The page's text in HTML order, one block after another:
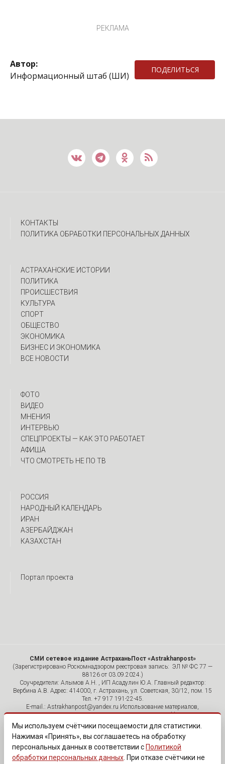
РЕКЛАМА
Автор:
Информационный штаб (ШИ)
ПОДЕЛИТЬСЯ
КОНТАКТЫ
ПОЛИТИКА ОБРАБОТКИ ПЕРСОНАЛЬНЫХ ДАННЫХ
АСТРАХАНСКИЕ ИСТОРИИ
ПОЛИТИКА
ПРОИСШЕСТВИЯ
КУЛЬТУРА
СПОРТ
ОБЩЕСТВО
ЭКОНОМИКА
БИЗНЕС И ЭКОНОМИКА
ВСЕ НОВОСТИ
ФОТО
ВИДЕО
МНЕНИЯ
ИНТЕРВЬЮ
CПЕЦПРОЕКТЫ — КАК ЭТО РАБОТАЕТ
АФИША
ЧТО СМОТРЕТЬ НЕ ПО ТВ
РОССИЯ
НАРОДНЫЙ КАЛЕНДАРЬ
ИРАН
АЗЕРБАЙДЖАН
КАЗАХСТАН
Портал проекта
СМИ сетевое издание АстраханьПост «Astrakhanpost»
(Зарегистрировано Роскомнадзором реестровая запись: ЭЛ № ФС 77 —
88126 от 03.09.2024.)
Соучредители: Алымов А.Н. , ИП Асадулин Ю.А. Главный редактор:
Вербина А.В. Адрес: 414000, г. Астрахань, ул. Советская, 30/12, пом. 15
Тел. +7 917 191-22-45.
E-mail.: Astrakhanpost@yandex.ru Использование материалов,
размещенных на страницах сетевого издания «Astrakhanpost»,
допускается исключительно с указанием источника и публикацией
активной гиперссылки на портал Astrakhanpost.ru. Комментарии
читателей сайта размещаются без предварительного редактирования.
Редакция оставляет за собой право удалить их с сайта или
отредактировать, если указанные сообщения нарушают законы РФ.
Мы используем счётчики посещаемости для статистики.
Нажимая «Принять», вы соглашаетесь на обработку
персональных данных в соответствии с Политикой
обработки персональных данных . При отказе счётчики не